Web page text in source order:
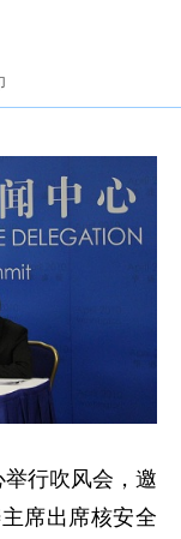
行吹风会，邀
席出席核安全